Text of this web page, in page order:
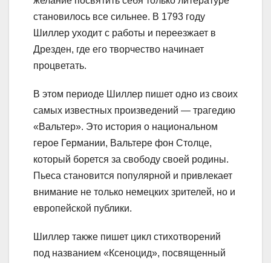
становилось все сильнее. В 1793 году
Шиллер уходит с работы и переезжает в
Дрезден, где его творчество начинает
процветать.
В этом периоде Шиллер пишет одно из своих
самых известных произведений — трагедию
«Вальтер». Это история о национальном
герое Германии, Вальтере фон Столце,
который борется за свободу своей родины.
Пьеса становится популярной и привлекает
внимание не только немецких зрителей, но и
европейской публики.
Шиллер также пишет цикл стихотворений
под названием «Ксеноцид», посвященный